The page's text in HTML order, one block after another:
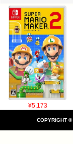
¥5,173
COPYRIGHT